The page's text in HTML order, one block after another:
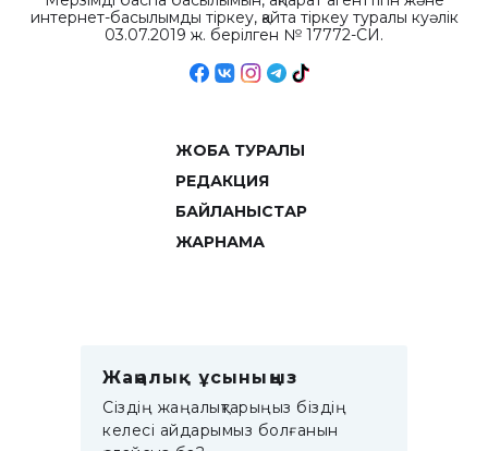
интернет-басылымды тіркеу, қайта тіркеу туралы куәлік
03.07.2019 ж. берілген № 17772-СИ.
ЖОБА ТУРАЛЫ
РЕДАКЦИЯ
БАЙЛАНЫСТАР
ЖАРНАМА
Жаңалық ұсыныңыз
Сіздің жаңалықтарыңыз біздің
келесі айдарымыз болғанын